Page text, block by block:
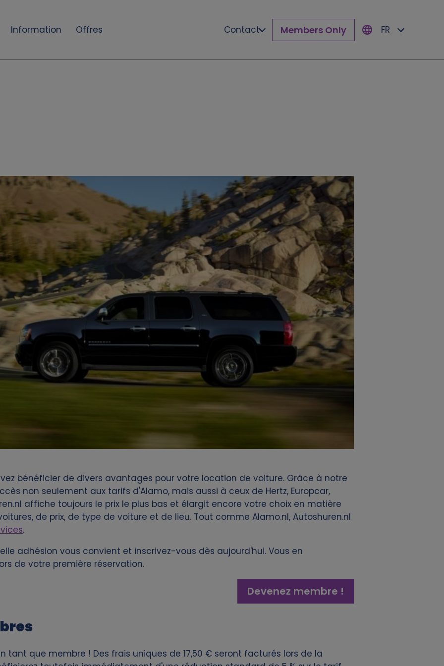
Information Offres Contact Members Only FR
bénéficier de divers avantages pour votre location de voiture. Grâce à notre
non seulement aux tarifs d'Alamo, mais aussi à ceux de Hertz, Europcar,
affiche toujours le prix le plus bas et élargit encore votre choix en matière
de prix, de type de voiture et de lieu. Tout comme Alamo.nl, Autoshuren.nl
.
adhésion vous convient et inscrivez-vous dès aujourd'hui. Vous en
de votre première réservation.
Devenez membre !
tant que membre ! Des frais uniques de 17,50 € seront facturés lors de la